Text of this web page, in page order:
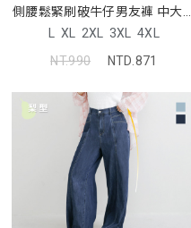
側腰鬆緊刷破牛仔男友褲 中大尺
碼褲子
L XL 2XL 3XL 4XL
NT.990
NTD.871